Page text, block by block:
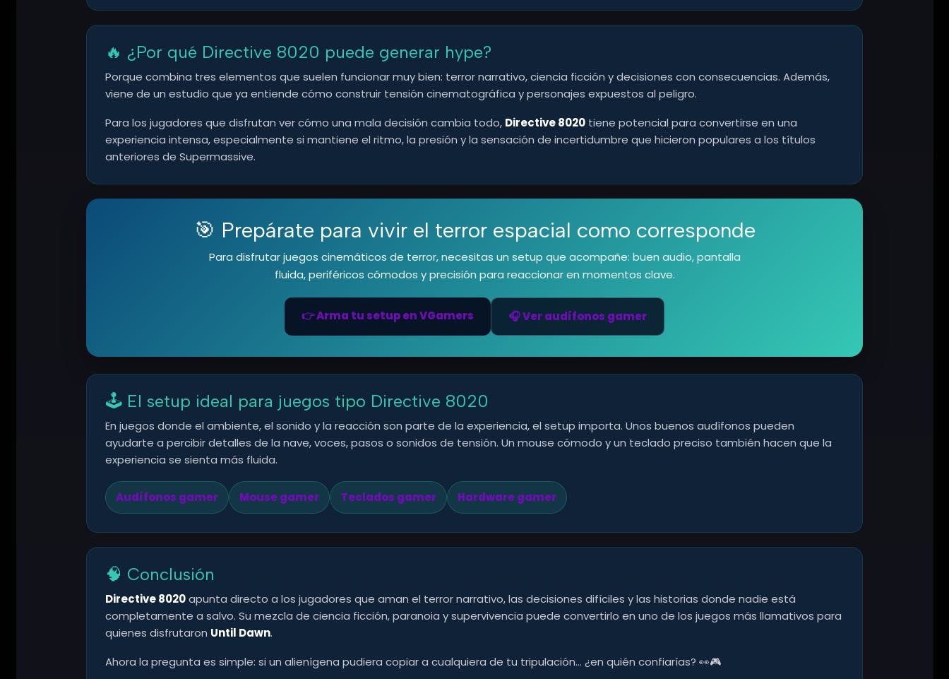
🔥 ¿Por qué Directive 8020 puede generar hype?
Porque combina tres elementos que suelen funcionar muy bien: terror narrativo, ciencia ficción y decisiones con consecuencias. Además,
viene de un estudio que ya entiende cómo construir tensión cinematográfica y personajes expuestos al peligro.
Para los jugadores que disfrutan ver cómo una mala decisión cambia todo, Directive 8020 tiene potencial para convertirse en una
experiencia intensa, especialmente si mantiene el ritmo, la presión y la sensación de incertidumbre que hicieron populares a los títulos
anteriores de Supermassive.
🎯 Prepárate para vivir el terror espacial como corresponde
Para disfrutar juegos cinemáticos de terror, necesitas un setup que acompañe: buen audio, pantalla
fluida, periféricos cómodos y precisión para reaccionar en momentos clave.
👉 Arma tu setup en VGamers 🎧 Ver audífonos gamer
🕹️ El setup ideal para juegos tipo Directive 8020
En juegos donde el ambiente, el sonido y la reacción son parte de la experiencia, el setup importa. Unos buenos audífonos pueden
ayudarte a percibir detalles de la nave, voces, pasos o sonidos de tensión. Un mouse cómodo y un teclado preciso también hacen que la
experiencia se sienta más fluida.
Audífonos gamer Mouse gamer Teclados gamer Hardware gamer
🧠 Conclusión
Directive 8020apunta directo a los jugadores que aman el terror narrativo, las decisiones difíciles y las historias donde nadie está
completamente a salvo. Su mezcla de ciencia ficción, paranoia y supervivencia puede convertirlo en uno de los juegos más llamativos para
quienes disfrutaron Until Dawn.
Ahora la pregunta es simple: si un alienígena pudiera copiar a cualquiera de tu tripulación… ¿en quién confiarías? 👀🎮